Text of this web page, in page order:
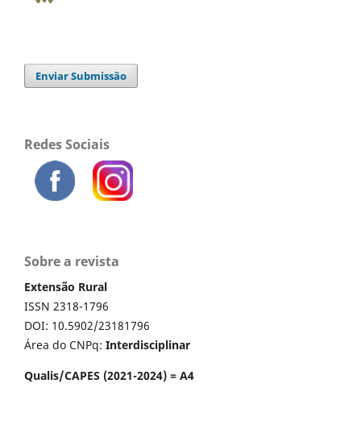
Enviar Submissão
Redes Sociais
Sobre a revista
Extensão Rural
ISSN 2318-1796
DOI: 10.5902/23181796
Área do CNPq: Interdisciplinar
Qualis/CAPES (2021-2024) = A4